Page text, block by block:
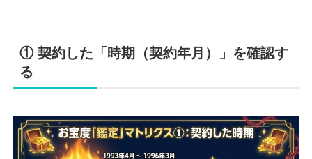
① 契約した「時期（契約年月）」を確認す
る